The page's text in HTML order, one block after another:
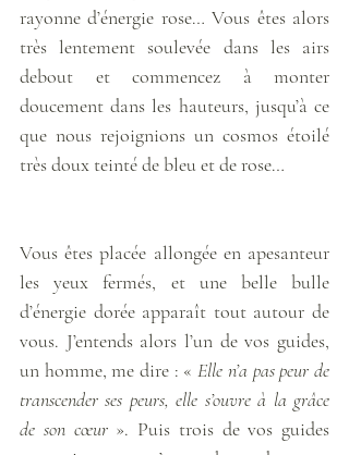
rayonne d’énergie rose… Vous êtes alors
très lentement soulevée dans les airs
debout et commencez à monter
doucement dans les hauteurs, jusqu’à ce
que nous rejoignions un cosmos étoilé
très doux teinté de bleu et de rose…
Vous êtes placée allongée en apesanteur
les yeux fermés, et une belle bulle
d’énergie dorée apparaît tout autour de
vous. J’entends alors l’un de vos guides,
un homme, me dire : « Elle n’a pas peur de
transcender ses peurs, elle s’ouvre à la grâce
de son cœur ». Puis trois de vos guides